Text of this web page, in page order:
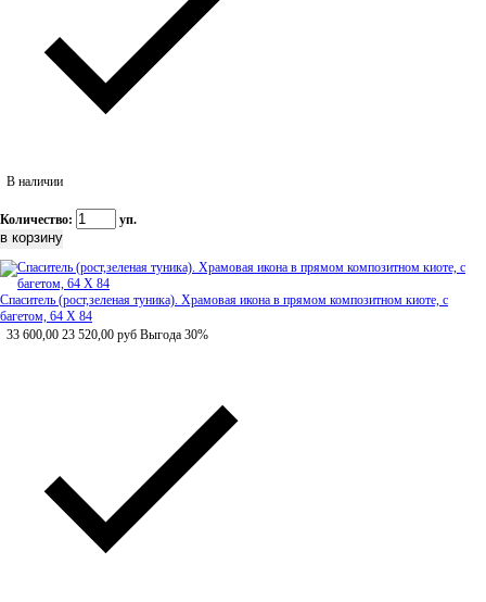
В наличии
Количество: уп.
Спаситель (рост,зеленая туника). Храмовая икона в прямом композитном киоте, с
багетом, 64 Х 84
33 600,00 23 520,00 руб Выгода 30%